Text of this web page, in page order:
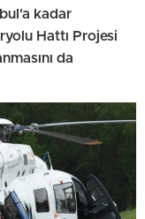
kadar
Hattı Projesi
da